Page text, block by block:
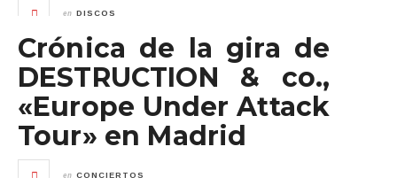
en DISCOS
Crónica de la gira de
DESTRUCTION & co.,
«Europe Under Attack
Tour» en Madrid
en CONCIERTOS